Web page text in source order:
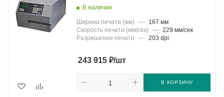
В наличии
Ширина печати (мм) —
167 мм
Скорость печати (мм/сек)
— 229 мм/сек
Разрешение печати
— 203 dpi
243 915 ₽/шт
В КОРЗИНУ